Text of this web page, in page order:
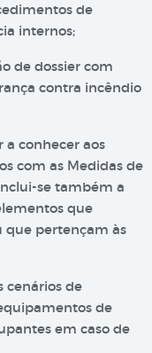
de
internos;
de dossier com
contra incêndio
a conhecer aos
com as Medidas de
se também a
que
que pertençam às
cenários de
de
em caso de